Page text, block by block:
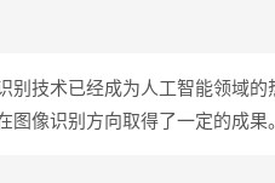
别技术已经成为人工智能领域
像识别方向取得了一定的成果。